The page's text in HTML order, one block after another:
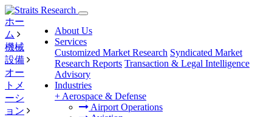
About Us
Services
Customized Market Research Syndicated Market
Research Reports Transaction & Legal Intelligence
Advisory
Industries
+ Aerospace & Defense
Airport Operations
ホー
ム
機械
設備
オー
トメ
ーシ
ョン